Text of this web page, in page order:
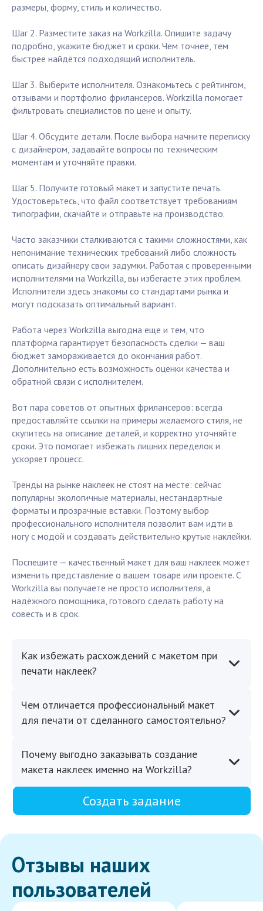
размеры, форму, стиль и количество.
Шаг 2. Разместите заказ на Workzilla. Опишите задачу
подробно, укажите бюджет и сроки. Чем точнее, тем
быстрее найдётся подходящий исполнитель.
Шаг 3. Выберите исполнителя. Ознакомьтесь с рейтингом,
отзывами и портфолио фрилансеров. Workzilla помогает
фильтровать специалистов по цене и опыту.
Шаг 4. Обсудите детали. После выбора начните переписку
с дизайнером, задавайте вопросы по техническим
моментам и уточняйте правки.
Шаг 5. Получите готовый макет и запустите печать.
Удостоверьтесь, что файл соответствует требованиям
типографии, скачайте и отправьте на производство.
Часто заказчики сталкиваются с такими сложностями, как
непонимание технических требований либо сложность
описать дизайнеру свои задумки. Работая с проверенными
исполнителями на Workzilla, вы избегаете этих проблем.
Исполнители здесь знакомы со стандартами рынка и
могут подсказать оптимальный вариант.
Работа через Workzilla выгодна еще и тем, что
платформа гарантирует безопасность сделки — ваш
бюджет замораживается до окончания работ.
Дополнительно есть возможность оценки качества и
обратной связи с исполнителем.
Вот пара советов от опытных фрилансеров: всегда
предоставляйте ссылки на примеры желаемого стиля, не
скупитесь на описание деталей, и корректно уточняйте
сроки. Это помогает избежать лишних переделок и
ускоряет процесс.
Тренды на рынке наклеек не стоят на месте: сейчас
популярны экологичные материалы, нестандартные
форматы и прозрачные вставки. Поэтому выбор
профессионального исполнителя позволит вам идти в
ногу с модой и создавать действительно крутые наклейки.
Поспешите — качественный макет для ваш наклеек может
изменить представление о вашем товаре или проекте. С
Workzilla вы получаете не просто исполнителя, а
надёжного помощника, готового сделать работу на
совесть и в срок.
Как избежать расхождений с макетом при
печати наклеек?
Чем отличается профессиональный макет
для печати от сделанного самостоятельно?
Почему выгодно заказывать создание
макета наклеек именно на Workzilla?
Создать задание
Отзывы наших
пользователей